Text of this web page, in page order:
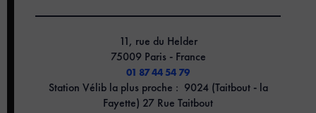
11, rue du Helder
75009 Paris - France
01 87 44 54 79
Station Vélib la plus proche : 9024 (Taitbout - la
Fayette) 27 Rue Taitbout